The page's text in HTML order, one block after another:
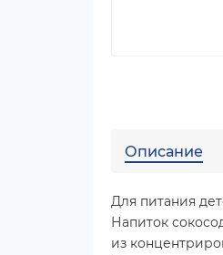
Описание
Для питания
Напиток
из